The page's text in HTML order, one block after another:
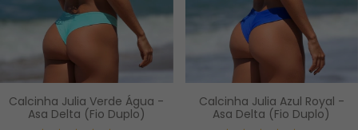
Calcinha Julia Verde Água -
Asa Delta (Fio Duplo)
Calcinha Julia Azul Royal -
Asa Delta (Fio Duplo)